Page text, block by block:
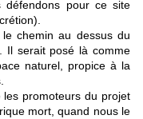
défendons pour ce site
chemin au dessus du
Il serait posé là comme
naturel, propice à la
promoteurs du projet
mort, quand nous le